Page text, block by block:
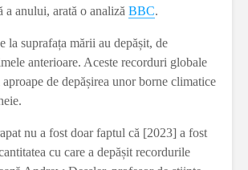
a anului, arată o analiză BBC.
la suprafața mării au depășit, de
anterioare. Aceste recorduri globale
de depășirea unor borne climatice
nu a fost doar faptul că [2023] a fost
cu care a depășit recordurile